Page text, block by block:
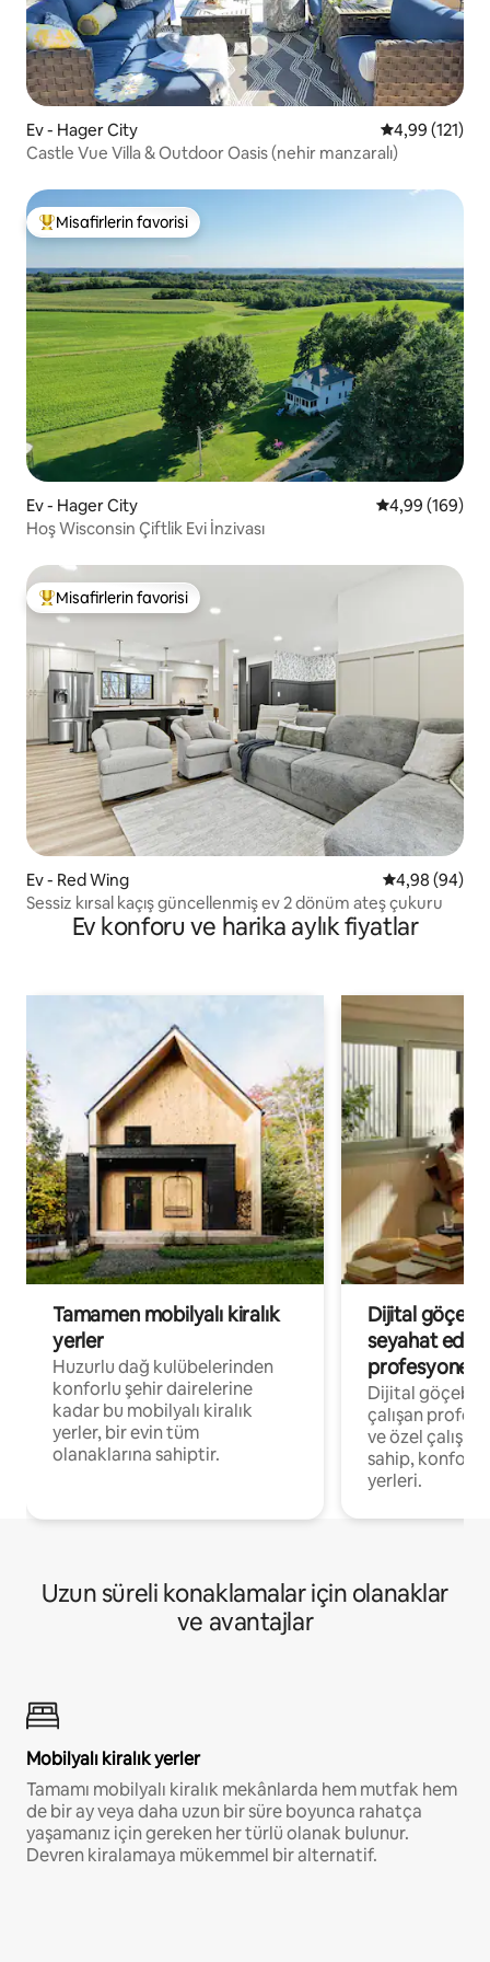
Ev - Hager City 5 üzerinden
4,99 (121)
Castle Vue Villa & Outdoor Oasis (nehir manzaralı)
Misafirlerin favorilerinden en beğenilenler arasında
Misafirlerin favorisi
Ev - Hager City 5 üzerinden
4,99 (169)
Hoş Wisconsin Çiftlik Evi İnzivası
Misafirlerin favorilerinden en beğenilenler arasında
Misafirlerin favorisi
Ev - Red Wing 5 üzerinden
4,98 (94)
Sessiz kırsal kaçış güncellenmiş ev 2 dönüm ateş çukuru
Ev konforu ve harika aylık fiyatlar
Tamamen mobilyalı kiralık
yerler
Huzurlu dağ kulübelerinden
konforlu şehir dairelerine
kadar bu mobilyalı kiralık
yerler, bir evin tüm
olanaklarına sahiptir.
Dijital
seyahat eden
Dijital
çalışan
ve özel
sahip,
yerleri.
Uzun süreli konaklamalar için olanaklar
ve avantajlar
Mobilyalı kiralık yerler
Tamamı mobilyalı kiralık mekânlarda hem mutfak hem
de bir ay veya daha uzun bir süre boyunca rahatça
yaşamanız için gereken her türlü olanak bulunur.
Devren kiralamaya mükemmel bir alternatif.